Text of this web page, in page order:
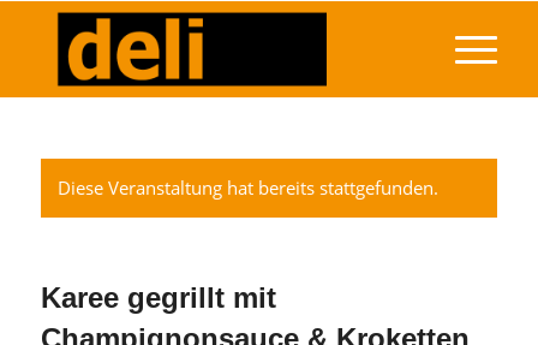
Diese Veranstaltung hat bereits stattgefunden.
Karee gegrillt mit
Champignonsauce & Kroketten